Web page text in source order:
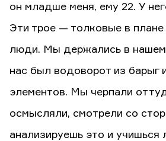
он младше меня, ему 22. У
Эти трое — толковые в плане
люди. Мы держались в нашем
нас был водоворот из барыг
элементов. Мы черпали
осмысляли, смотрели со
анализируешь это и учишься